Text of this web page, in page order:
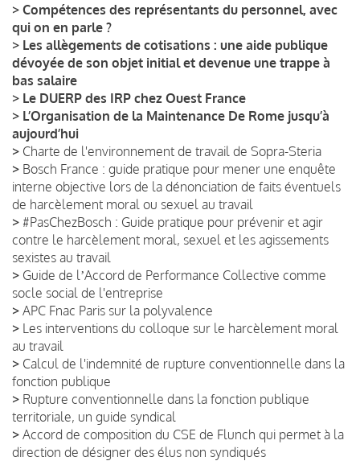
> Compétences des représentants du personnel, avec
qui on en parle ?
> Les allègements de cotisations : une aide publique
dévoyée de son objet initial et devenue une trappe à
bas salaire
> Le DUERP des IRP chez Ouest France
> L’Organisation de la Maintenance De Rome jusqu’à
aujourd’hui
> Charte de l'environnement de travail de Sopra-Steria
> Bosch France : guide pratique pour mener une enquête
interne objective lors de la dénonciation de faits éventuels
de harcèlement moral ou sexuel au travail
> #PasChezBosch : Guide pratique pour prévenir et agir
contre le harcèlement moral, sexuel et les agissements
sexistes au travail
> Guide de lʼAccord de Performance Collective comme
socle social de l'entreprise
> APC Fnac Paris sur la polyvalence
> Les interventions du colloque sur le harcèlement moral
au travail
> Calcul de l'indemnité de rupture conventionnelle dans la
fonction publique
> Rupture conventionnelle dans la fonction publique
territoriale, un guide syndical
> Accord de composition du CSE de Flunch qui permet à la
direction de désigner des élus non syndiqués